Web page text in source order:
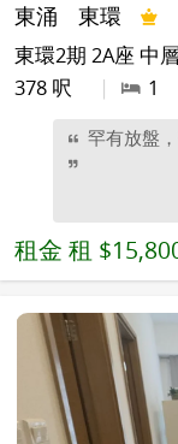
東涌 東環
東環2期 2A座 中
378 呎
| 1
罕有放盤
租金 租